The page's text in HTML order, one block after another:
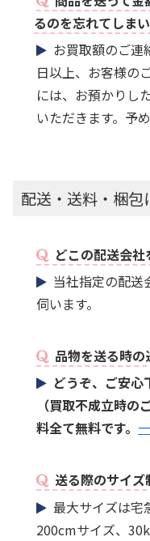
るのを忘れてしまい
お買取額のご連
日以上、お客様の
には、お預かりし
いただきます。予
配送・送料・梱包
どこの配送会
当社指定の配送
伺います。
品物を送る時の
どうぞ、ご安
（買取不成立時
料全て無料です。
送る際のサイズ
最大サイズは宅
200cmサイズ、